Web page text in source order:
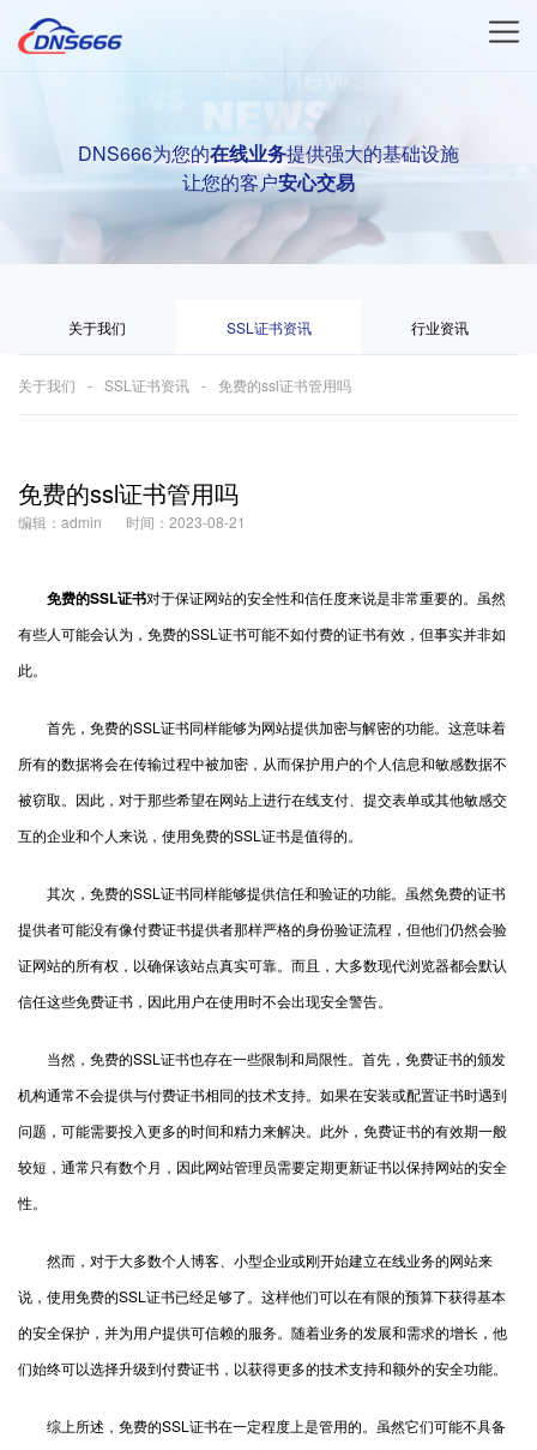
DNS666为您的在线业务提供强大的基础设施
让您的客户安心交易
关于我们 SSL证书资讯 行业资讯
关于我们 SSL证书资讯 免费的ssl证书管用吗
免费的ssl证书管用吗
编辑：admin 时间：2023-08-21
免费的SSL证书对于保证网站的安全性和信任度来说是非常重要的。虽然
有些人可能会认为，免费的SSL证书可能不如付费的证书有效，但事实并非如
此。
首先，免费的SSL证书同样能够为网站提供加密与解密的功能。这意味着
所有的数据将会在传输过程中被加密，从而保护用户的个人信息和敏感数据不
被窃取。因此，对于那些希望在网站上进行在线支付、提交表单或其他敏感交
互的企业和个人来说，使用免费的SSL证书是值得的。
其次，免费的SSL证书同样能够提供信任和验证的功能。虽然免费的证书
提供者可能没有像付费证书提供者那样严格的身份验证流程，但他们仍然会验
证网站的所有权，以确保该站点真实可靠。而且，大多数现代浏览器都会默认
信任这些免费证书，因此用户在使用时不会出现安全警告。
当然，免费的SSL证书也存在一些限制和局限性。首先，免费证书的颁发
机构通常不会提供与付费证书相同的技术支持。如果在安装或配置证书时遇到
问题，可能需要投入更多的时间和精力来解决。此外，免费证书的有效期一般
较短，通常只有数个月，因此网站管理员需要定期更新证书以保持网站的安全
性。
然而，对于大多数个人博客、小型企业或刚开始建立在线业务的网站来
说，使用免费的SSL证书已经足够了。这样他们可以在有限的预算下获得基本
的安全保护，并为用户提供可信赖的服务。随着业务的发展和需求的增长，他
们始终可以选择升级到付费证书，以获得更多的技术支持和额外的安全功能。
综上所述，免费的SSL证书在一定程度上是管用的。虽然它们可能不具备